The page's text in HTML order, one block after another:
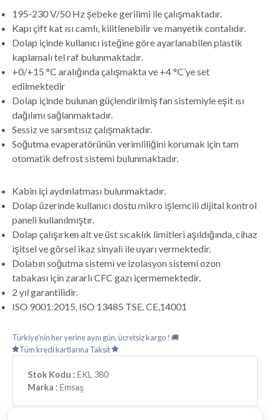
195-230 V/50 Hz şebeke gerilimi ile çalışmaktadır.
Kapı çift kat ısı camlı, kilitlenebilir ve manyetik contalıdır.
Dolap içinde kullanıcı isteğine göre ayarlanabilen plastik
kaplamalı tel raf bulunmaktadır.
+0/+15 °C aralığında çalışmakta ve +4 °C’ye set
edilmektedir
Dolap içinde bulunan güçlendirilmiş fan sistemiyle eşit ısı
dağılımı sağlanmaktadır.
Sessiz ve sarsıntısız çalışmaktadır.
Soğutma evaperatörünün verimliliğini korumak için tam
otomatik defrost sistemi bulunmaktadır.
Kabin içi aydınlatması bulunmaktadır.
Dolap üzerinde kullanıcı dostu mikro işlemcili dijital kontrol
paneli kullanılmıştır.
Dolap çalışırken alt ve üst sıcaklık limitleri aşıldığında, cihaz
işitsel ve görsel ikaz sinyali ile uyarı vermektedir.
Dolabın soğutma sistemi ve izolasyon sistemi ozon
tabakası için zararlı CFC gazı içermemektedir.
2 yıl garantilidir.
ISO 9001:2015, ISO 13485 TSE. CE,14001
Türkiye'nin her yerine aynı gün, ücretsiz kargo ! 🚚
Tüm kredi kartlarına Taksit
Stok Kodu : EKL 380
Marka : Emsaş